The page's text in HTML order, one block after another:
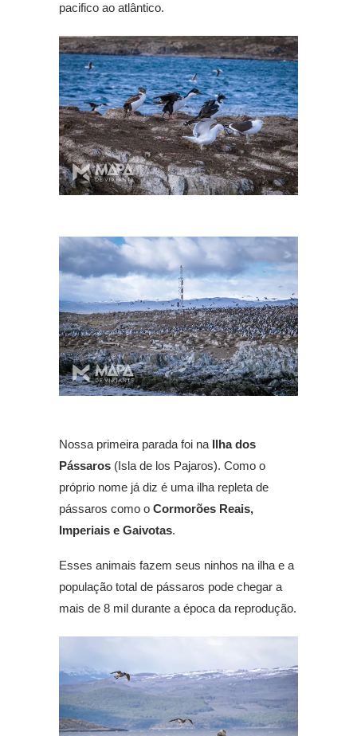
pacifico ao atlântico.
Nossa primeira parada foi na Ilha dos
Pássaros (Isla de los Pajaros). Como o
próprio nome já diz é uma ilha repleta de
pássaros como o Cormorões Reais,
Imperiais e Gaivotas.
Esses animais fazem seus ninhos na ilha e a
população total de pássaros pode chegar a
mais de 8 mil durante a época da reprodução.